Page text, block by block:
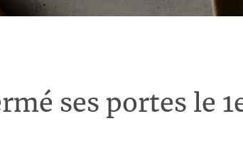
ses portes le